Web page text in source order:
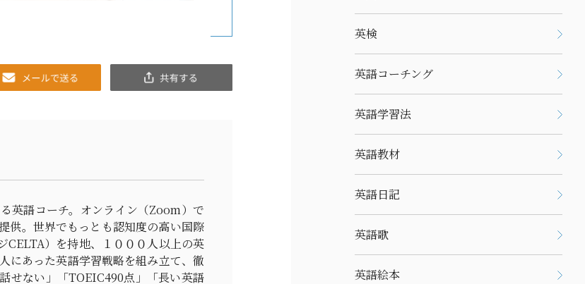
共
有
英語コーチ。オンライン（Zoom）で
供。世界でもっとも認知度の高い国際
CELTA）を持地、１０００人以上の英
にあった英語学習戦略を組み立て、徹
せない」「TOEIC490点」「長い英語
英検
英語コーチング
英語学習法
英語教材
英語日記
英語歌
英語絵本